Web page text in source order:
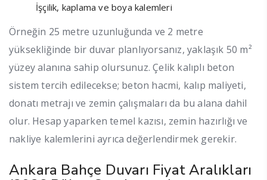
İşçilik, kaplama ve boya kalemleri
Örneğin 25 metre uzunluğunda ve 2 metre
yüksekliğinde bir duvar planlıyorsanız, yaklaşık 50 m²
yüzey alanına sahip olursunuz. Çelik kalıplı beton
sistem tercih edilecekse; beton hacmi, kalıp maliyeti,
donatı metrajı ve zemin çalışmaları da bu alana dahil
olur. Hesap yaparken temel kazısı, zemin hazırlığı ve
nakliye kalemlerini ayrıca değerlendirmek gerekir.
Ankara Bahçe Duvarı Fiyat Aralıkları